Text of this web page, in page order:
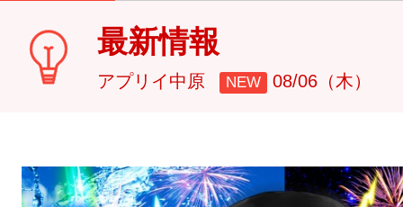
最新情報
アプリイ中原 NEW 08/06（木）